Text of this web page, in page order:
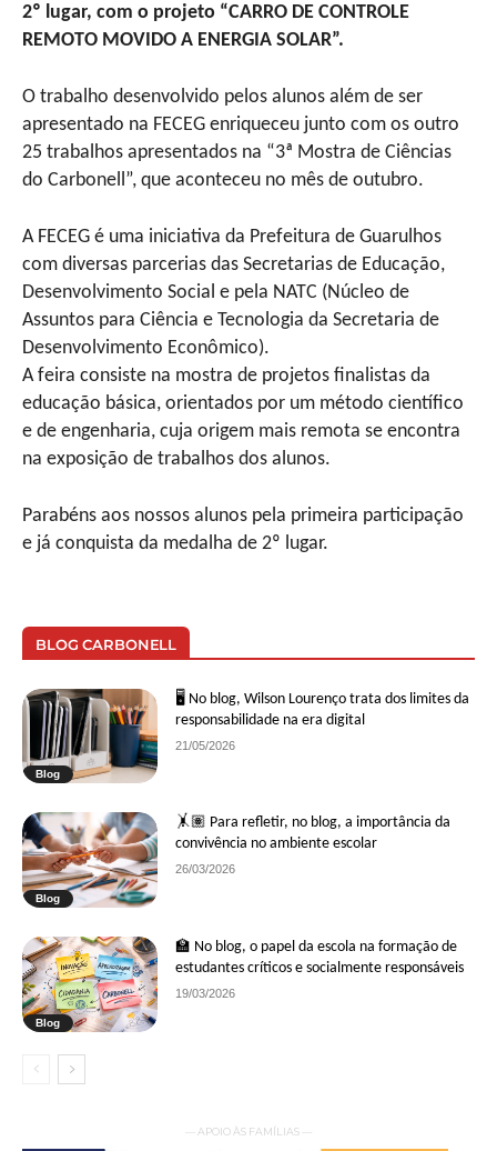
2º lugar, com o projeto “CARRO DE CONTROLE
REMOTO MOVIDO A ENERGIA SOLAR”.
O trabalho desenvolvido pelos alunos além de ser
apresentado na FECEG enriqueceu junto com os outro
25 trabalhos apresentados na “3ª Mostra de Ciências
do Carbonell”, que aconteceu no mês de outubro.
A FECEG é uma iniciativa da Prefeitura de Guarulhos
com diversas parcerias das Secretarias de Educação,
Desenvolvimento Social e pela NATC (Núcleo de
Assuntos para Ciência e Tecnologia da Secretaria de
Desenvolvimento Econômico).
A feira consiste na mostra de projetos finalistas da
educação básica, orientados por um método científico
e de engenharia, cuja origem mais remota se encontra
na exposição de trabalhos dos alunos.
Parabéns aos nossos alunos pela primeira participação
e já conquista da medalha de 2º lugar.
BLOG CARBONELL
Blog
🖥 No blog, Wilson Lourenço trata dos limites da
responsabilidade na era digital
21/05/2026
Blog
🤸🏽 Para refletir, no blog, a importância da
convivência no ambiente escolar
26/03/2026
Blog
🏫 No blog, o papel da escola na formação de
estudantes críticos e socialmente responsáveis
19/03/2026
— APOIO ÀS FAMÍLIAS —